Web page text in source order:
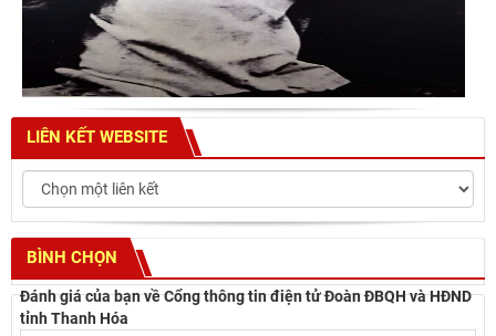
LIÊN KẾT WEBSITE
BÌNH CHỌN
Đánh giá của bạn về Cổng thông tin điện tử Đoàn ĐBQH và HĐND
tỉnh Thanh Hóa